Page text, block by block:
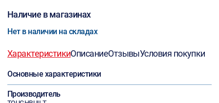
Наличие в магазинах
Нет в наличии на складах
ХарактеристикиОписаниеОтзывыУсловия покупки
Основные характеристики
Производитель